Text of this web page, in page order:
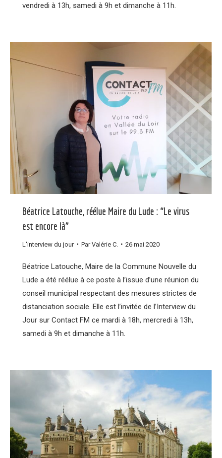
vendredi à 13h, samedi à 9h et dimanche à 11h.
Béatrice Latouche, réélue Maire du Lude : “Le virus
est encore là”
L'interview du jour ParValérie C. 26 mai 2020
Béatrice Latouche, Maire de la Commune Nouvelle du
Lude a été réélue à ce poste à l’issue d’une réunion du
conseil municipal respectant des mesures strictes de
distanciation sociale. Elle est l’invitée de l’Interview du
Jour sur Contact FM ce mardi à 18h, mercredi à 13h,
samedi à 9h et dimanche à 11h.